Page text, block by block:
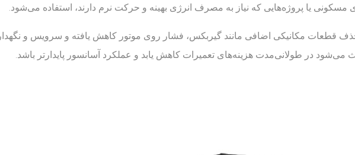
مسکونی یا پروژه‌هایی که نیاز به مصرف انرژی بهینه و حرکت نرم دارند، استفاده می‌شود.
قطعات مکانیکی اضافی مانند گیربکس، فشار روی موتور کاهش یافته و سرویس و
در طولانی‌مدت هزینه‌های تعمیرات کاهش یابد و عملکرد آسانسور پایدارتر باشد.